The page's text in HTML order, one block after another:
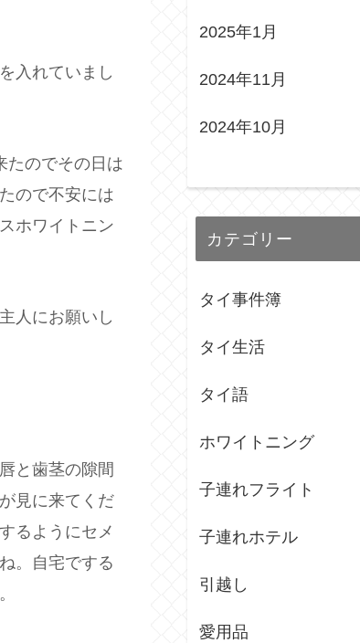
入れていまし
たのでその日は
ので不安には
ホワイトニン
人にお願いし
と歯茎の隙間
見に来てくだ
るようにセメ
。自宅でする
2025年1月
2024年11月
2024年10月
カテゴリー
タイ事件簿
タイ生活
タイ語
ホワイトニング
子連れフライト
子連れホテル
引越し
愛用品